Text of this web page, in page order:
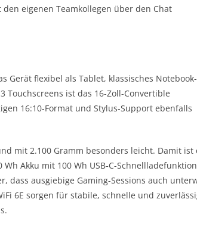
eigenen Teamkollegen über den Chat
Gerät flexibel als Tablet, klassisches Notebook-
Touchscreens ist das 16-Zoll-Convertible
16:10-Format und Stylus-Support ebenfalls
mit 2.100 Gramm besonders leicht. Damit ist
Akku mit 100 Wh USB‑C-Schnellladefunktion
dass ausgiebige Gaming-Sessions auch
6E sorgen für stabile, schnelle und